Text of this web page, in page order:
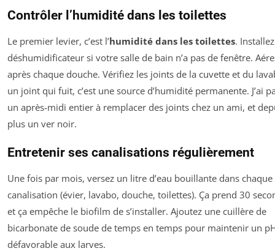
Contrôler l’humidité dans les toilettes
Le premier levier, c’est l’humidité dans les toilettes.
déshumidificateur si votre salle de bain n’a pas de fenêtre.
après chaque douche. Vérifiez les joints de la cuvette et du
un joint qui fuit, c’est une source d’humidité permanente. J’ai
un après-midi entier à remplacer des joints chez un ami, et
plus un ver noir.
Entretenir ses canalisations régulièrement
Une fois par mois, versez un litre d’eau bouillante dans chaque
canalisation (évier, lavabo, douche, toilettes). Ça prend 30
et ça empêche le biofilm de s’installer. Ajoutez une cuillère de
bicarbonate de soude de temps en temps pour maintenir un
défavorable aux larves.